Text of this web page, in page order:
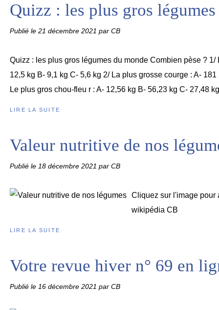
Quizz : les plus gros
Publié le 21 décembre 2021 par CB
Quizz : les plus gros légumes du monde Combien pèse ? 1/
12,5 kg B- 9,1 kg C- 5,6 kg 2/ La plus grosse courge : A-
Le plus gros chou-fleu r : A- 12,56 kg B- 56,23 kg C- 27,48
LIRE LA SUITE
Valeur nutritive de nos
Publié le 18 décembre 2021 par CB
Cliquez sur l'image pour
wikipédia CB
LIRE LA SUITE
Votre revue hiver n° 69 en
Publié le 16 décembre 2021 par CB